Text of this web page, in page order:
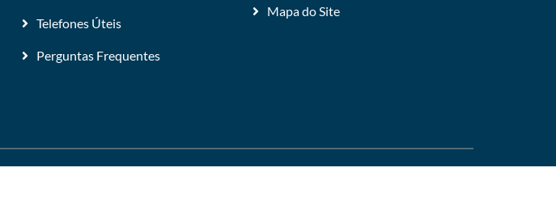
Telefones Úteis
Perguntas Frequentes
Mapa do Site